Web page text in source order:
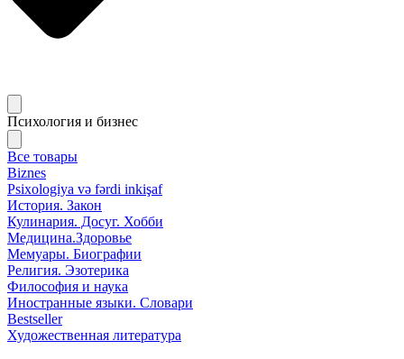
Психология и бизнес
Все товары
Biznes
Psixologiya və fərdi inkişaf
История. Закон
Кулинария. Досуг. Хобби
Медицина.Здоровье
Мемуары. Биографии
Религия. Эзотерика
Философия и наука
Иностранные языки. Словари
Bestseller
Художественная литература